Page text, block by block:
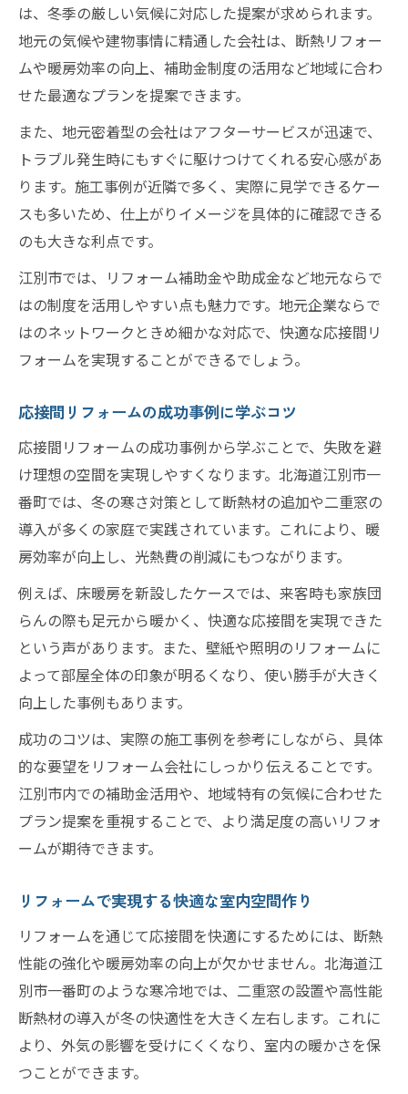
は、冬季の厳しい気候に対応した提案が求められます。
地元の気候や建物事情に精通した会社は、断熱リフォー
ムや暖房効率の向上、補助金制度の活用など地域に合わ
せた最適なプランを提案できます。
また、地元密着型の会社はアフターサービスが迅速で、
トラブル発生時にもすぐに駆けつけてくれる安心感があ
ります。施工事例が近隣で多く、実際に見学できるケー
スも多いため、仕上がりイメージを具体的に確認できる
のも大きな利点です。
江別市では、リフォーム補助金や助成金など地元ならで
はの制度を活用しやすい点も魅力です。地元企業ならで
はのネットワークときめ細かな対応で、快適な応接間リ
フォームを実現することができるでしょう。
応接間リフォームの成功事例に学ぶコツ
応接間リフォームの成功事例から学ぶことで、失敗を避
け理想の空間を実現しやすくなります。北海道江別市一
番町では、冬の寒さ対策として断熱材の追加や二重窓の
導入が多くの家庭で実践されています。これにより、暖
房効率が向上し、光熱費の削減にもつながります。
例えば、床暖房を新設したケースでは、来客時も家族団
らんの際も足元から暖かく、快適な応接間を実現できた
という声があります。また、壁紙や照明のリフォームに
よって部屋全体の印象が明るくなり、使い勝手が大きく
向上した事例もあります。
成功のコツは、実際の施工事例を参考にしながら、具体
的な要望をリフォーム会社にしっかり伝えることです。
江別市内での補助金活用や、地域特有の気候に合わせた
プラン提案を重視することで、より満足度の高いリフォ
ームが期待できます。
リフォームで実現する快適な室内空間作り
リフォームを通じて応接間を快適にするためには、断熱
性能の強化や暖房効率の向上が欠かせません。北海道江
別市一番町のような寒冷地では、二重窓の設置や高性能
断熱材の導入が冬の快適性を大きく左右します。これに
より、外気の影響を受けにくくなり、室内の暖かさを保
つことができます。